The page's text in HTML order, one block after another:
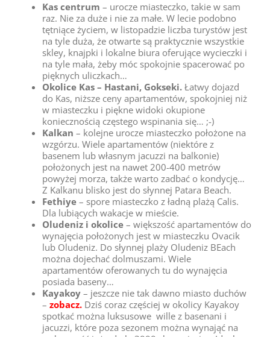
Kas centrum – urocze miasteczko, takie w sam
raz. Nie za duże i nie za małe. W lecie podobno
tętniące życiem, w listopadzie liczba turystów jest
na tyle duża, że otwarte są praktycznie wszystkie
skley, knajpki i lokalne biura oferujące wycieczki i
na tyle mała, żeby móc spokojnie spacerować po
pięknych uliczkach…
Okolice Kas – Hastani, Gokseki. Łatwy dojazd
do Kas, niższe ceny apartamentów, spokojniej niż
w miasteczku i piękne widoki okupione
koniecznością częstego wspinania się… ;-)
Kalkan – kolejne urocze miasteczko położone na
wzgórzu. Wiele apartamentów (niektóre z
basenem lub własnym jacuzzi na balkonie)
położonych jest na nawet 200-400 metrów
powyżej morza, także warto zadbać o kondycję…
Z Kalkanu blisko jest do słynnej Patara Beach.
Fethiye – spore miasteczko z ładną plażą Calis.
Dla lubiących wakacje w mieście.
Oludeniz i okolice – większość apartamentów do
wynajęcia położonych jest w miasteczku Ovacik
lub Oludeniz. Do słynnej plaży Oludeniz BEach
można dojechać dolmuszami. Wiele
apartamentów oferowanych tu do wynajęcia
posiada baseny…
Kayakoy – jeszcze nie tak dawno miasto duchów
– zobacz. Dziś coraz częściej w okolicy Kayakoy
spotkać można luksusowe wille z basenani i
jacuzzi, które poza sezonem można wynająć na